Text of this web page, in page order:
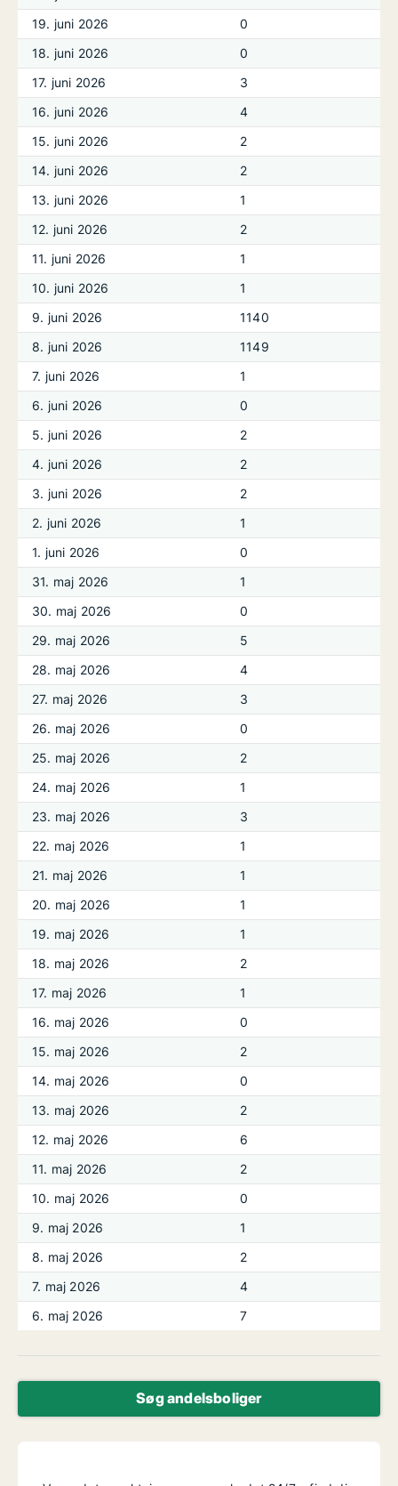
19. juni 2026
0
18. juni 2026
0
17. juni 2026
3
16. juni 2026
4
15. juni 2026
2
14. juni 2026
2
13. juni 2026
1
12. juni 2026
2
11. juni 2026
1
10. juni 2026
1
9. juni 2026
1140
8. juni 2026
1149
7. juni 2026
1
6. juni 2026
0
5. juni 2026
2
4. juni 2026
2
3. juni 2026
2
2. juni 2026
1
1. juni 2026
0
31. maj 2026
1
30. maj 2026
0
29. maj 2026
5
28. maj 2026
4
27. maj 2026
3
26. maj 2026
0
25. maj 2026
2
24. maj 2026
1
23. maj 2026
3
22. maj 2026
1
21. maj 2026
1
20. maj 2026
1
19. maj 2026
1
18. maj 2026
2
17. maj 2026
1
16. maj 2026
0
15. maj 2026
2
14. maj 2026
0
13. maj 2026
2
12. maj 2026
6
11. maj 2026
2
10. maj 2026
0
9. maj 2026
1
8. maj 2026
2
7. maj 2026
4
6. maj 2026
7
Søg andelsboliger